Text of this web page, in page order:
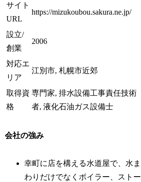
サイト
URL
https://mizukoubou.sakura.ne.jp/
設立/
創業
2006
対応エ
リア
江別市, 札幌市近郊
取得資
格
専門家, 排水設備工事責任技術
者, 液化石油ガス設備士
会社の強み
幸町に店を構える水道屋で、水ま
わりだけでなくボイラー、ストー